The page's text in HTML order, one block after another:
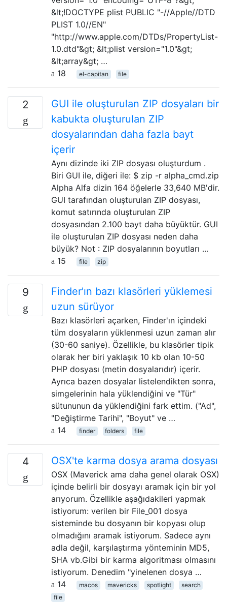
&lt;!DOCTYPE plist PUBLIC "-//Apple//DTD
PLIST 1.0//EN"
"http://www.apple.com/DTDs/PropertyList-
1.0.dtd"&gt; &lt;plist version="1.0"&gt;
&lt;array&gt; …
18
el-capitan file
2
GUI ile oluşturulan ZIP dosyaları bir
kabukta oluşturulan ZIP
dosyalarından daha fazla bayt
içerir
Aynı dizinde iki ZIP dosyası oluşturdum .
Biri GUI ile, diğeri ile: $ zip -r alpha_cmd.zip
Alpha Alfa dizin 164 öğelerle 33,640 MB'dir.
GUI tarafından oluşturulan ZIP dosyası,
komut satırında oluşturulan ZIP
dosyasından 2.100 bayt daha büyüktür. GUI
ile oluşturulan ZIP dosyası neden daha
büyük? Not : ZIP dosyalarının boyutları …
15
file zip
9
Finder'ın bazı klasörleri yüklemesi
uzun sürüyor
Bazı klasörleri açarken, Finder'ın içindeki
tüm dosyaların yüklenmesi uzun zaman alır
(30-60 saniye). Özellikle, bu klasörler tipik
olarak her biri yaklaşık 10 kb olan 10-50
PHP dosyası (metin dosyalarıdır) içerir.
Ayrıca bazen dosyalar listelendikten sonra,
simgelerinin hala yüklendiğini ve "Tür"
sütununun da yüklendiğini fark ettim. ("Ad",
"Değiştirme Tarihi", "Boyut" ve …
14
finder folders file
4 OSX'te karma dosya arama dosyası
OSX (Maverick ama daha genel olarak OSX)
içinde belirli bir dosyayı aramak için bir yol
arıyorum. Özellikle aşağıdakileri yapmak
istiyorum: verilen bir File_001 dosya
sisteminde bu dosyanın bir kopyası olup
olmadığını aramak istiyorum. Sadece aynı
adla değil, karşılaştırma yönteminin MD5,
SHA vb.Gibi bir karma algoritması olmasını
istiyorum. Denedim "yinelenen dosya …
14
macos mavericks spotlight
search
file